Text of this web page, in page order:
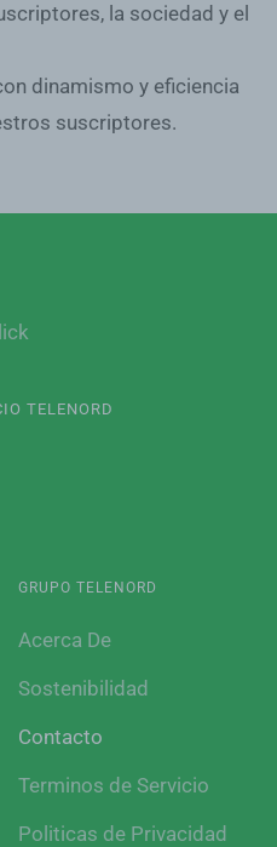
la sociedad y el
dinamismo y eficiencia
suscriptores.
TELENORD
GRUPO TELENORD
Acerca De
Sostenibilidad
Contacto
Terminos de Servicio
Politicas de Privacidad